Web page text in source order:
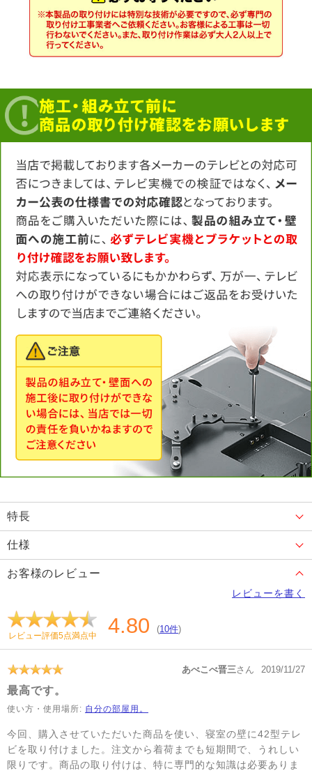
特長
仕様
お客様のレビュー
レビューを書く
レビュー評価5点満点中 4.80 (10件)
あべこべ晋三さん 2019/11/27
最高です。
使い方・使用場所: 自分の部屋用。
今回、購入させていただいた商品を使い、寝室の壁に42型テレ
ビを取り付けました。注文から着荷までも短期間で、うれしい
限りです。商品の取り付けは、特に専門的な知識は必要ありま